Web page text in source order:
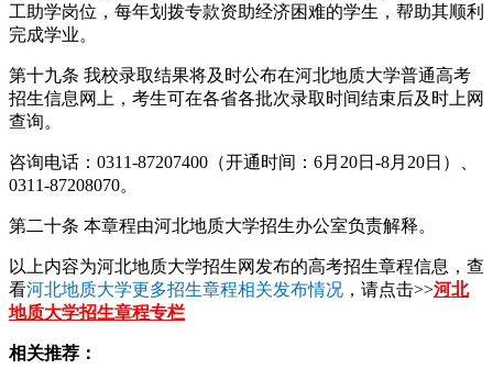
工助学岗位，每年划拨专款资助经济困难的学生，帮助其顺利
完成学业。
第十九条 我校录取结果将及时公布在河北地质大学普通高考
招生信息网上，考生可在各省各批次录取时间结束后及时上网
查询。
咨询电话：0311-87207400（开通时间：6月20日-8月20日）、
0311-87208070。
第二十条 本章程由河北地质大学招生办公室负责解释。
以上内容为河北地质大学招生网发布的高考招生章程信息，查
看河北地质大学更多招生章程相关发布情况 ，请点击>>河北
地质大学招生章程专栏
相关推荐：